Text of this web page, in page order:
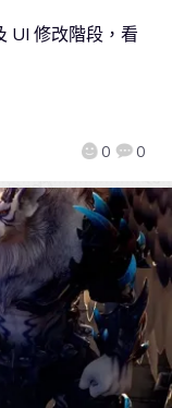
0 0
UI 修改階段，看